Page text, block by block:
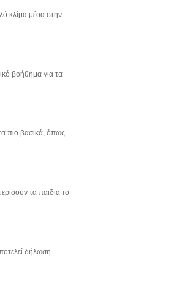
κλίμα μέσα στην
βοήθημα για τα
πιο βασικά, όπως
τα παιδιά το
δήλωση